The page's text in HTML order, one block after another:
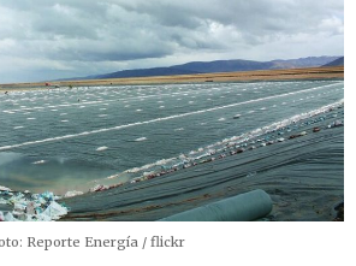
Reporte Energía / flickr